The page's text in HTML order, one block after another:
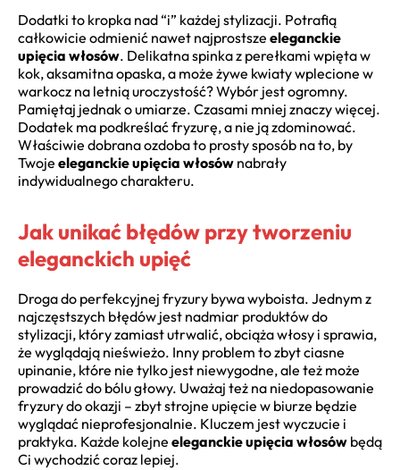
Dodatki to kropka nad “i” każdej stylizacji. Potrafią
całkowicie odmienić nawet najprostsze eleganckie
upięcia włosów. Delikatna spinka z perełkami wpięta w
kok, aksamitna opaska, a może żywe kwiaty wplecione w
warkocz na letnią uroczystość? Wybór jest ogromny.
Pamiętaj jednak o umiarze. Czasami mniej znaczy więcej.
Dodatek ma podkreślać fryzurę, a nie ją zdominować.
Właściwie dobrana ozdoba to prosty sposób na to, by
Twoje eleganckie upięcia włosów nabrały
indywidualnego charakteru.
Jak unikać błędów przy tworzeniu
eleganckich upięć
Droga do perfekcyjnej fryzury bywa wyboista. Jednym z
najczęstszych błędów jest nadmiar produktów do
stylizacji, który zamiast utrwalić, obciąża włosy i sprawia,
że wyglądają nieświeżo. Inny problem to zbyt ciasne
upinanie, które nie tylko jest niewygodne, ale też może
prowadzić do bólu głowy. Uważaj też na niedopasowanie
fryzury do okazji – zbyt strojne upięcie w biurze będzie
wyglądać nieprofesjonalnie. Kluczem jest wyczucie i
praktyka. Każde kolejne eleganckie upięcia włosów będą
Ci wychodzić coraz lepiej.